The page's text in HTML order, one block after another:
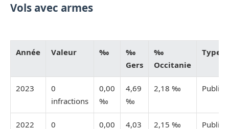
Vols avec armes
Année Valeur ‰
‰
Gers
‰
Occitanie
Type
2023
0
infractions
0,00
‰
4,69
‰
2,18 ‰ Publiée
2022
0
0,00
4,03
2,15 ‰ Publiée